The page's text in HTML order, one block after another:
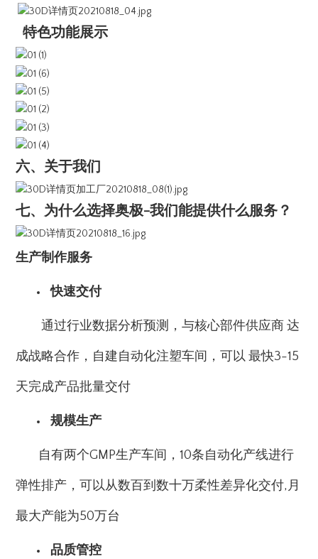
特色功能展示
六、关于我们
七、为什么选择奥极-我们能提供什么服务？
生产制作服务
快速交付
通过行业数据分析预测，与核心部件供应商 达
成战略合作，自建自动化注塑车间，可以 最快3-15
天完成产品批量交付
规模生产
自有两个GMP生产车间，10条自动化产线进行
弹性排产，可以从数百到数十万柔性差异化交付,月
最大产能为50万台
品质管控